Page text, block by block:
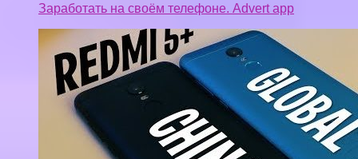
Заработать на своём телефоне. Advert app